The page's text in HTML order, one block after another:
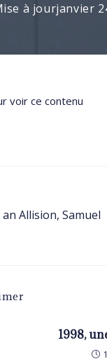
à jourjanvier
voir ce contenu
Allision, Samuel
1998,